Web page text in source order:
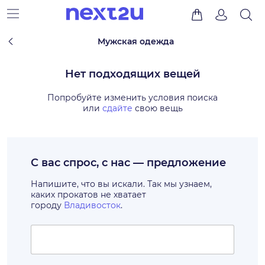
Мужская одежда
Нет подходящих вещей
Попробуйте изменить условия поиска
или сдайте свою вещь
С вас спрос, с нас — предложение
Напишите, что вы искали. Так мы узнаем,
каких прокатов не хватает
городу Владивосток.